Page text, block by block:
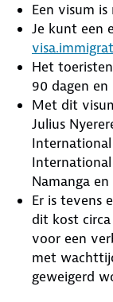
Een visum is
Je kunt een
Het
90 dagen en
Met dit
Julius
Namanga
Er is tevens
dit kost
voor een
met
geweigerd